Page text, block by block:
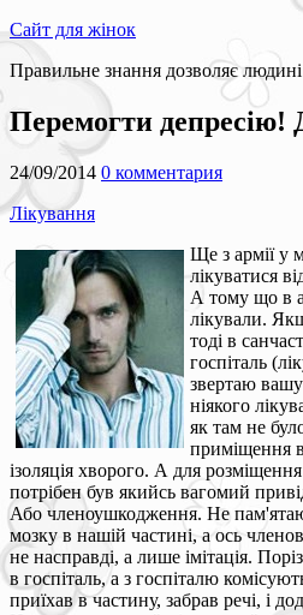
Сайт для жінок
Правильне знання дозволяє
Перемогти депресію!
24/09/2014 0 комментария
Лікування
Ще з армії у
лікуватися
А тому що в
лікували.
тоді в
госпіталь
звертаю
ніякого
як там не
приміщення
ізоляція хворого. А для розміщення
потрібен був якийсь вагомий
Або членоушкодження. Не
мозку в нашій частині, а ось
не насправді, а лише імітація.
в госпіталь, а з госпіталю
приїхав в частину, забрав речі, і